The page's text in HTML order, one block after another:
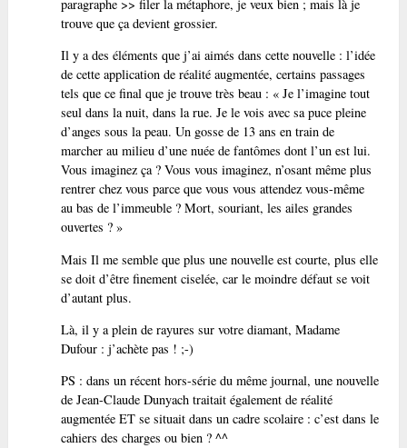
paragraphe >> filer la métaphore, je veux bien ; mais là je
trouve que ça devient grossier.
Il y a des éléments que j’ai aimés dans cette nouvelle : l’idée
de cette application de réalité augmentée, certains passages
tels que ce final que je trouve très beau : « Je l’imagine tout
seul dans la nuit, dans la rue. Je le vois avec sa puce pleine
d’anges sous la peau. Un gosse de 13 ans en train de
marcher au milieu d’une nuée de fantômes dont l’un est lui.
Vous imaginez ça ? Vous vous imaginez, n’osant même plus
rentrer chez vous parce que vous vous attendez vous-même
au bas de l’immeuble ? Mort, souriant, les ailes grandes
ouvertes ? »
Mais Il me semble que plus une nouvelle est courte, plus elle
se doit d’être finement ciselée, car le moindre défaut se voit
d’autant plus.
Là, il y a plein de rayures sur votre diamant, Madame
Dufour : j’achète pas ! ;-)
PS : dans un récent hors-série du même journal, une nouvelle
de Jean-Claude Dunyach traitait également de réalité
augmentée ET se situait dans un cadre scolaire : c’est dans le
cahiers des charges ou bien ? ^^